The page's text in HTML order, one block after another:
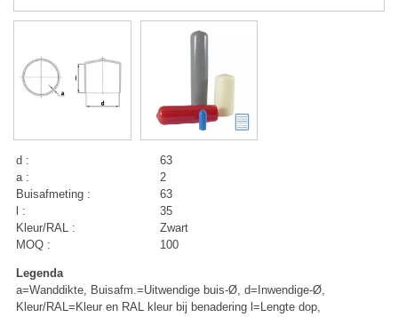
d :
63
a :
2
Buisafmeting :
63
l :
35
Kleur/RAL :
Zwart
MOQ :
100
Legenda
a=Wanddikte, Buisafm.=Uitwendige buis-Ø, d=Inwendige-Ø,
Kleur/RAL=Kleur en RAL kleur bij benadering l=Lengte dop,